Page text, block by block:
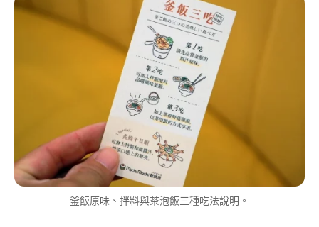
釜飯原味、拌料與茶泡飯三種吃法說明。